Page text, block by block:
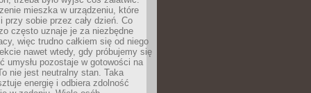
mieszka w urządzeniu, które
przy sobie przez cały dzień. Co
często uznaje je za niezbędne
więc trudno całkiem się od niego
nawet wtedy, gdy próbujemy się
umysłu pozostaje w gotowości na
nie jest neutralny stan. Taka
energię i odbiera zdolność